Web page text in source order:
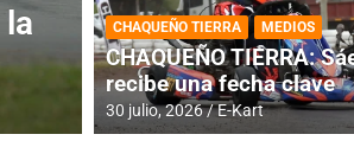
RMC BUENOS
histórica en
4 agosto, 2026 E-Kart
CHAQUEÑO TIERRA MEDIOS
CHAQUEÑO TIERRA:
recibe una fecha clave
30 julio, 2026 E-Kart